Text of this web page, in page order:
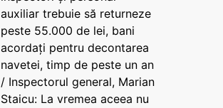
auxiliar trebuie să returneze
peste 55.000 de lei, bani
acordați pentru decontarea
navetei, timp de peste un an
/ Inspectorul general, Marian
Staicu: La vremea aceea nu